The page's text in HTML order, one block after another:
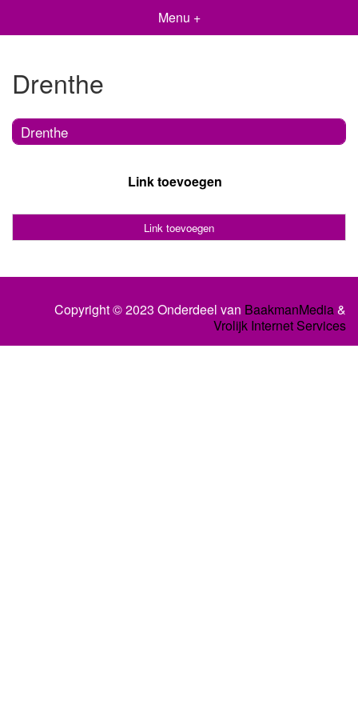
Menu +
Drenthe
Drenthe
Link toevoegen
Link toevoegen
Copyright © 2023 Onderdeel van BaakmanMedia&
Vrolijk Internet Services